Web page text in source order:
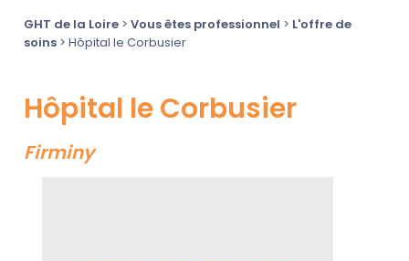
GHT de la Loire >Vous êtes professionnel > L'offre de
soins >Hôpital le Corbusier
Hôpital le Corbusier
Firminy